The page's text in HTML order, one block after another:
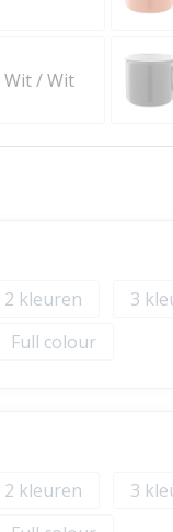
Wit / Wit
2
3
Full colour
2
3